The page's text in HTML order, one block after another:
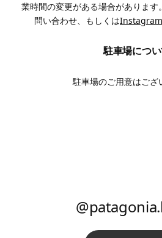
業時間の変更がある場合がありま
問い合わせ、もしくはInstagram
駐車場につ
駐車場のご用意はござ